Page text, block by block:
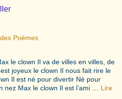
Poèmes
le clown Il va de villes en villes, de
joyeux le clown Il nous fait rire le
Il est né pour divertir Né pour
nez Max le clown Il est l’ami … Lire